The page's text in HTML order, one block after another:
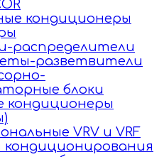
кондиционеры
распределители
разветвители
блоки
кондиционеры
VRV и VRF